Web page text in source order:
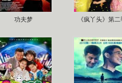
功夫梦 《疯丫头》第二